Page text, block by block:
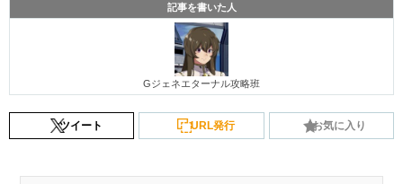
記事を書いた人
Gジェネエターナル攻略班
ツイート URL発行 お気に入り